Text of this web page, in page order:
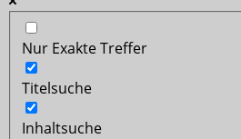
Nur Exakte Treffer
Titelsuche
Inhaltsuche